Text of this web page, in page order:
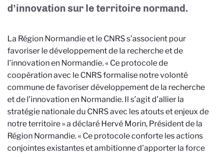
d’innovation sur le territoire normand.
La Région Normandie et le CNRS s’associent pour
favoriser le développement de la recherche et de
l’innovation en Normandie. « Ce protocole de
coopération avec le CNRS formalise notre volonté
commune de favoriser développement de la recherche
et de l’innovation en Normandie. Il s’agit d’allier la
stratégie nationale du CNRS avec les atouts et enjeux de
notre territoire » a déclaré Hervé Morin, Président de la
Région Normandie. « Ce protocole conforte les actions
conjointes existantes et ambitionne d’apporter la force